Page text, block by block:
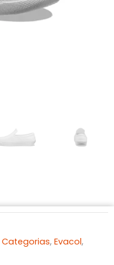
Categorias, Evacol,